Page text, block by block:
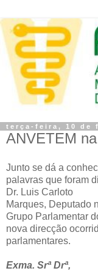
terça-feira, 10 de
ANVETEM
Junto se dá a
palavras que foram
Dr. Luis Carloto
Marques, Deputado
Grupo Parlamentar
nova direcção
parlamentares.
Exma. Srª Drª,